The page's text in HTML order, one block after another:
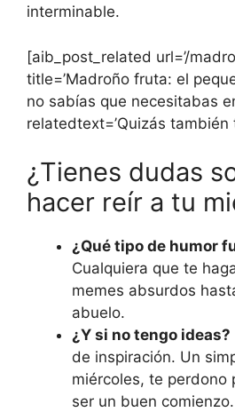
interminable.
[aib_post_related url=’/
title=’Madroño fruta: el
no sabías que necesitabas
relatedtext=’Quizás también
¿Tienes dudas
hacer reír a tu
¿Qué tipo de humor
Cualquiera que te
memes absurdos
abuelo.
¿Y si no tengo ideas?
de inspiración. Un
miércoles, te perdono
ser un buen comienzo.